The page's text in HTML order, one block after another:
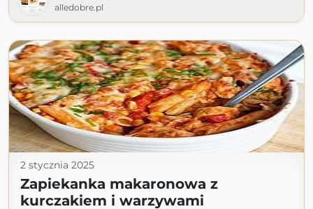
alledobre.pl
2 stycznia 2025
Zapiekanka makaronowa z
kurczakiem i warzywami